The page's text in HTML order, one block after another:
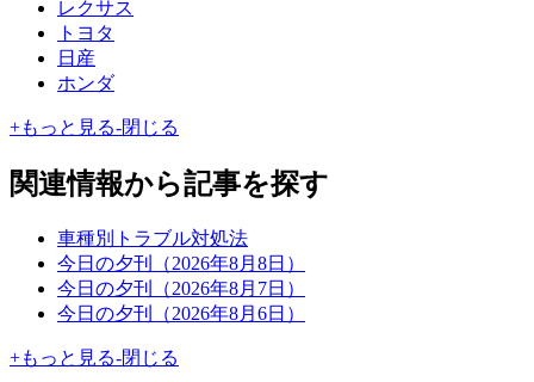
レクサス
トヨタ
日産
ホンダ
+もっと見る-閉じる
関連情報から記事を探す
車種別トラブル対処法
今日の夕刊（2026年8月8日）
今日の夕刊（2026年8月7日）
今日の夕刊（2026年8月6日）
+もっと見る-閉じる